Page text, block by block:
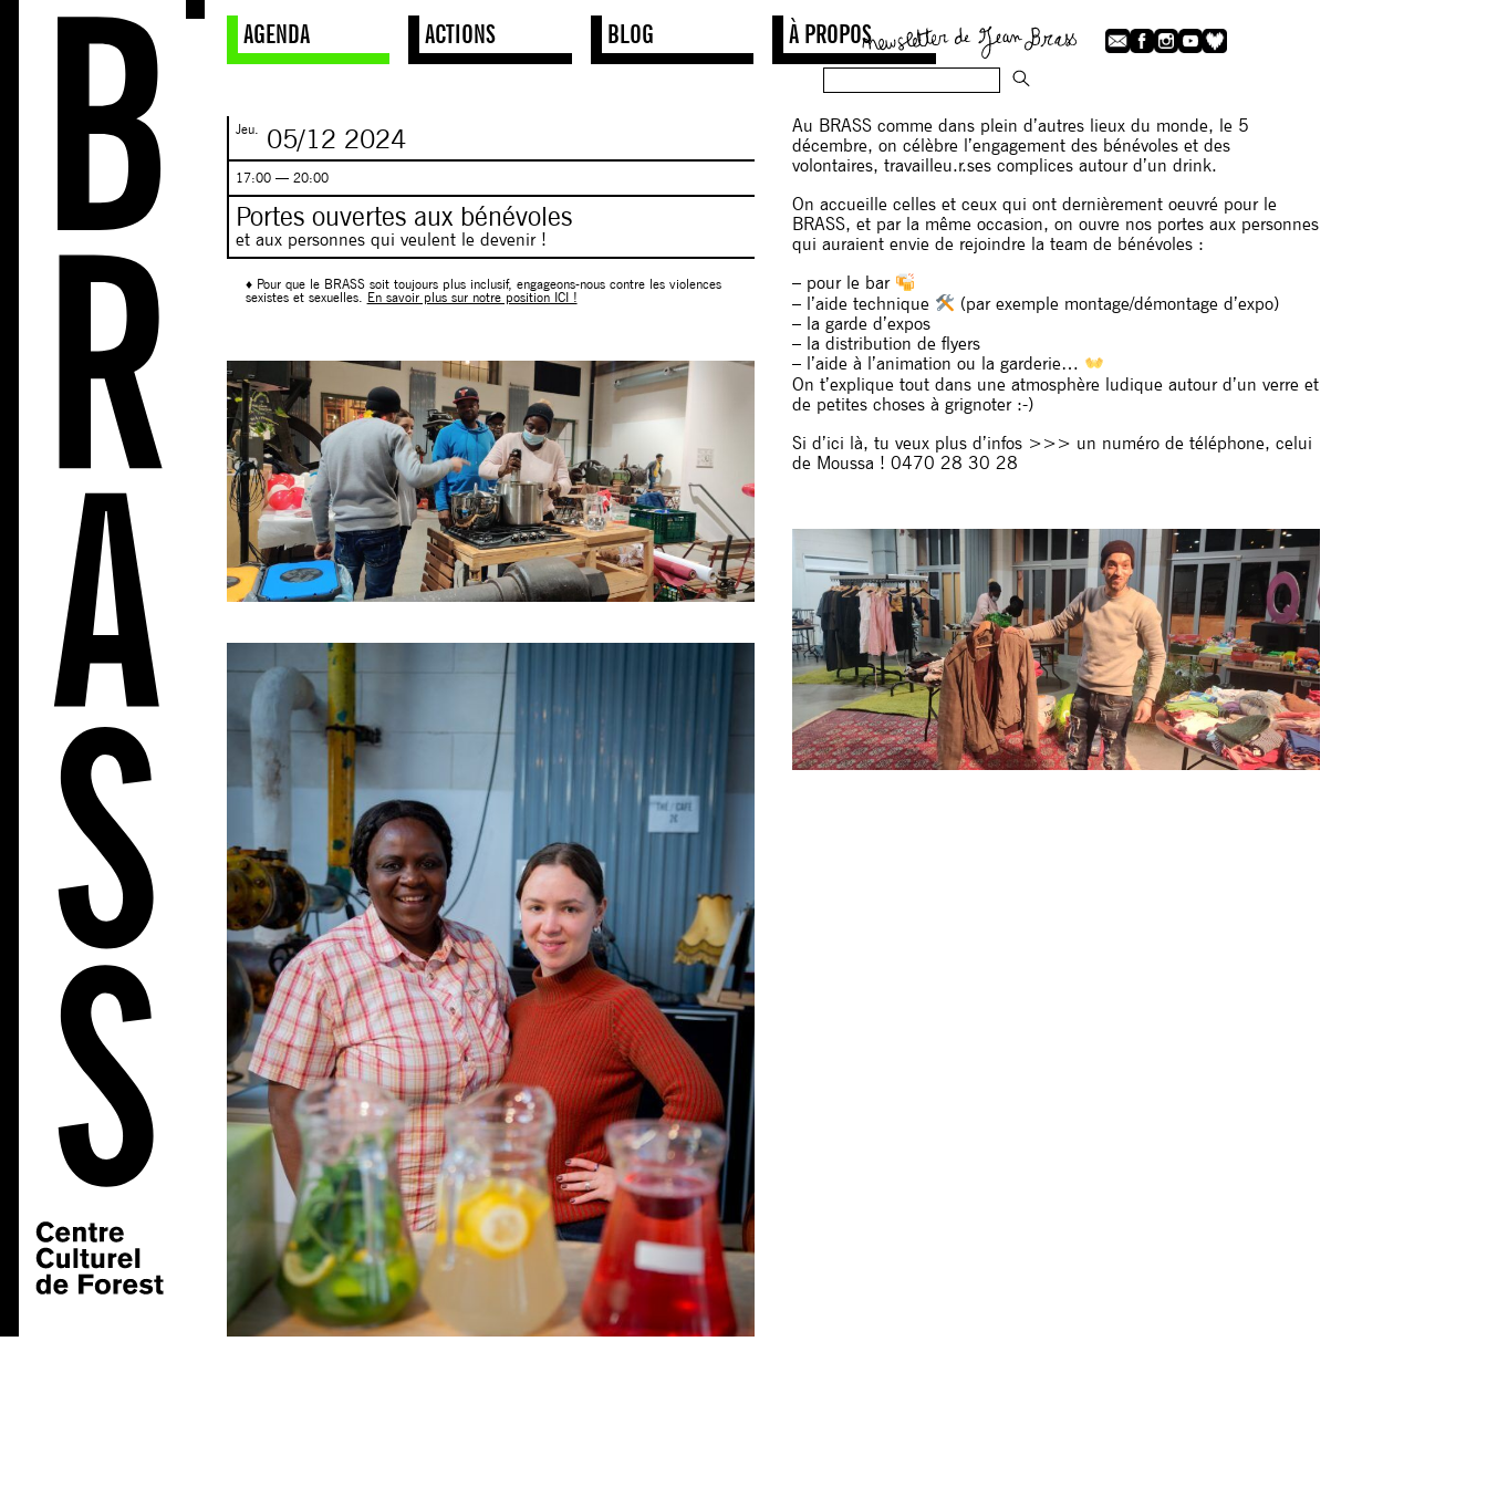
AGENDA ACTIONS BLOG À PROPOS
Jeu. 05/12 2024
17:00 — 20:00
Portes ouvertes aux bénévoles
et aux personnes qui veulent le devenir !
♦ Pour que le BRASS soit toujours plus inclusif, engageons-nous contre les violences
sexistes et sexuelles. En savoir plus sur notre position ICI !
Au BRASS comme dans plein d’autres lieux du monde, le 5
décembre, on célèbre l’engagement des bénévoles et des
volontaires, travailleu.r.ses complices autour d’un drink.
On accueille celles et ceux qui ont dernièrement oeuvré pour le
BRASS, et par la même occasion, on ouvre nos portes aux personnes
qui auraient envie de rejoindre la team de bénévoles :
– pour le bar
– l’aide technique
(par exemple montage/démontage d’expo)
– la garde d’expos
– la distribution de flyers
– l’aide à l’animation ou la garderie…
On t’explique tout dans une atmosphère ludique autour d’un verre et
de petites choses à grignoter :-)
Si d’ici là, tu veux plus d’infos >>> un numéro de téléphone, celui
de Moussa ! 0470 28 30 28